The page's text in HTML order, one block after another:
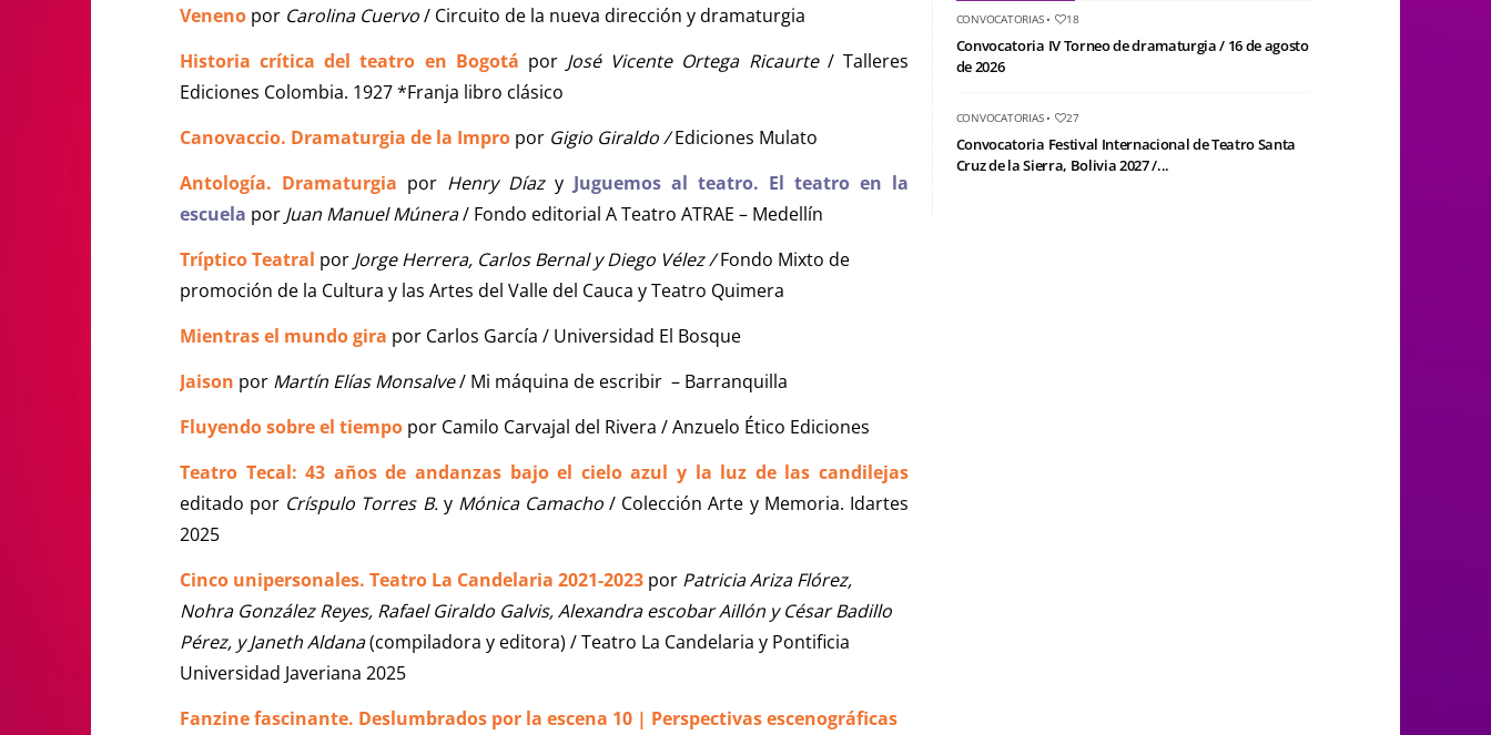
Veneno por Carolina Cuervo/ Circuito de la nueva dirección y dramaturgia
Historia crítica del teatro en Bogotá por José Vicente Ortega Ricaurte / Talleres
Ediciones Colombia. 1927 *Franja libro clásico
Canovaccio. Dramaturgia de la Impro por Gigio Giraldo /Ediciones Mulato
Antología. Dramaturgia por Henry Díazy Juguemos al teatro. El teatro en la
escuela por Juan Manuel Múnera/ Fondo editorial A Teatro ATRAE – Medellín
Tríptico Teatral por Jorge Herrera, Carlos Bernal y Diego Vélez /Fondo Mixto de
promoción de la Cultura y las Artes del Valle del Cauca y Teatro Quimera
Mientras el mundo gira por Carlos García / Universidad El Bosque
Jaison por Martín Elías Monsalve/ Mi máquina de escribir – Barranquilla
Fluyendo sobre el tiempo por Camilo Carvajal del Rivera / Anzuelo Ético Ediciones
Teatro Tecal: 43 años de andanzas bajo el cielo azul y la luz de las candilejas
editado por Críspulo Torres B. yMónica Camacho / Colección Arte y Memoria. Idartes
2025
Cinco unipersonales. Teatro La Candelaria 2021-2023 por Patricia Ariza Flórez,
Nohra González Reyes, Rafael Giraldo Galvis, Alexandra escobar Aillón y César Badillo
Pérez, y Janeth Aldana(compiladora y editora) / Teatro La Candelaria y Pontificia
Universidad Javeriana 2025
Fanzine fascinante. Deslumbrados por la escena 10 | Perspectivas escenográficas
CONVOCATORIAS• 18
Convocatoria IV Torneo de dramaturgia / 16 de agosto
de 2026
CONVOCATORIAS• 27
Convocatoria Festival Internacional de Teatro Santa
Cruz de la Sierra, Bolivia 2027 /...